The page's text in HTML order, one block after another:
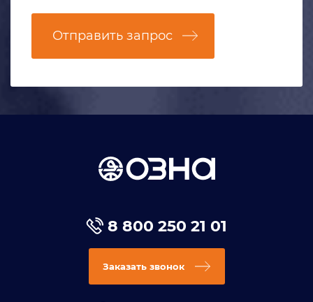
Отправить запрос
8 800 250 21 01
Заказать звонок